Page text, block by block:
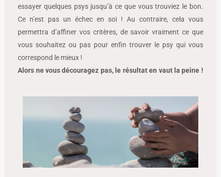
essayer quelques psys jusqu’à ce que vous trouviez le bon.
Ce n’est pas un échec en soi ! Au contraire, cela vous
permettra d’affiner vos critères, de savoir vraiment ce que
vous souhaitez ou pas pour enfin trouver le psy qui vous
correspond le mieux !
Alors ne vous découragez pas, le résultat en vaut la peine !